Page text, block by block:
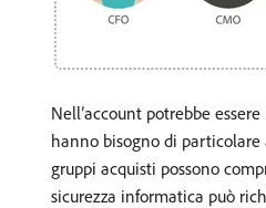
Nell’account potrebbe
hanno bisogno di particolare
gruppi acquisti possono
sicurezza informatica può